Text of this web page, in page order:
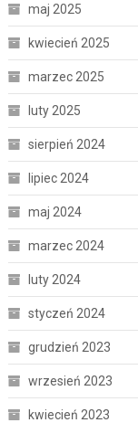
maj 2025
kwiecień 2025
marzec 2025
luty 2025
sierpień 2024
lipiec 2024
maj 2024
marzec 2024
luty 2024
styczeń 2024
grudzień 2023
wrzesień 2023
kwiecień 2023